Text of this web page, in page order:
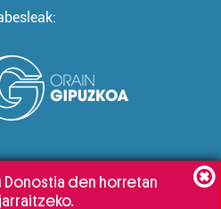
den horretan